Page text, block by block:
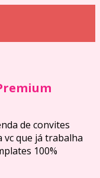
de convites
vc que já trabalha
100%